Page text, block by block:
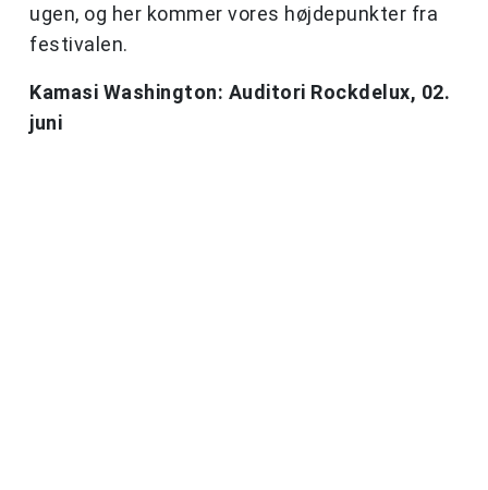
ugen, og her kommer vores højdepunkter fra
festivalen.
Kamasi Washington: Auditori Rockdelux, 02.
juni